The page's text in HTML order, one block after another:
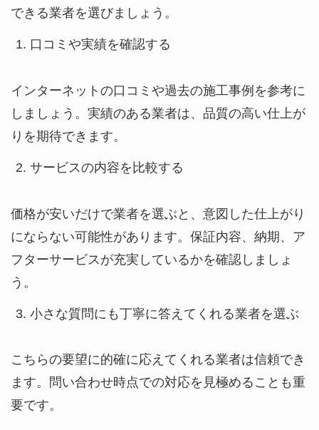
できる業者を選びましょう。
口コミや実績を確認する
インターネットの口コミや過去の施工事例を参考に
しましょう。実績のある業者は、品質の高い仕上が
りを期待できます。
サービスの内容を比較する
価格が安いだけで業者を選ぶと、意図した仕上がり
にならない可能性があります。保証内容、納期、ア
フターサービスが充実しているかを確認しましょ
う。
小さな質問にも丁寧に答えてくれる業者を選ぶ
こちらの要望に的確に応えてくれる業者は信頼でき
ます。問い合わせ時点での対応を見極めることも重
要です。